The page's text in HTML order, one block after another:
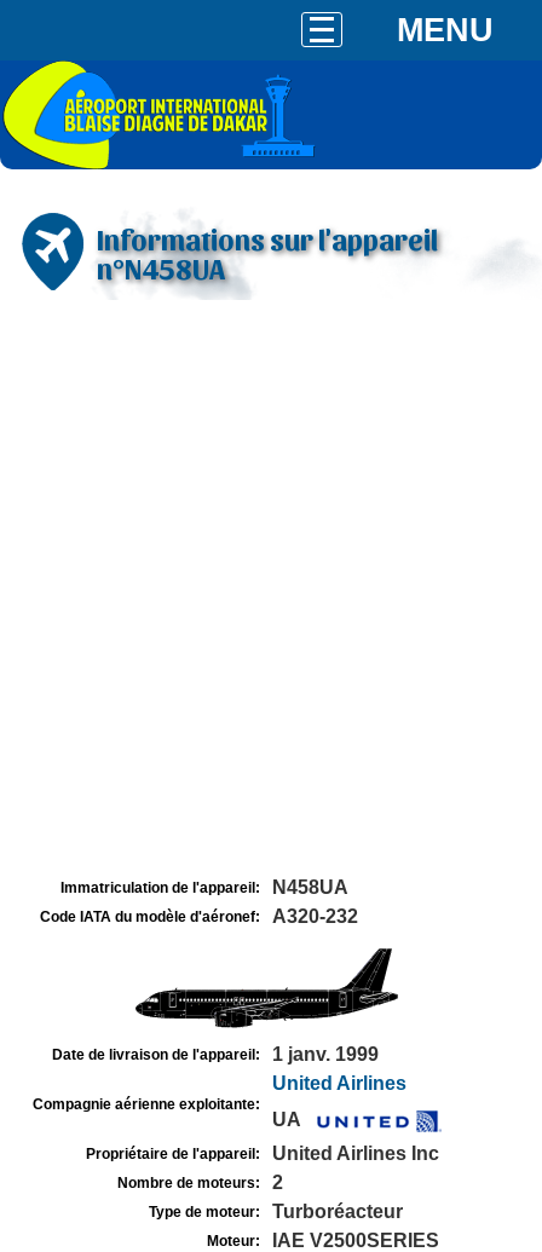
MENU
Informations sur l'appareil
n°N458UA
Immatriculation de l'appareil: N458UA
Code IATA du modèle d'aéronef: A320-232
Date de livraison de l'appareil: 1 janv. 1999
Compagnie aérienne exploitante:
United Airlines
UA
Propriétaire de l'appareil: United Airlines Inc
Nombre de moteurs: 2
Type de moteur: Turboréacteur
Moteur: IAE V2500SERIES